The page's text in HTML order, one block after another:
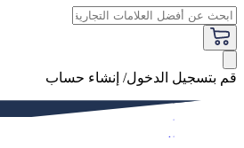
قم بتسجيل الدخول/ إنشاء حساب
فاخر
النساء
الرجال